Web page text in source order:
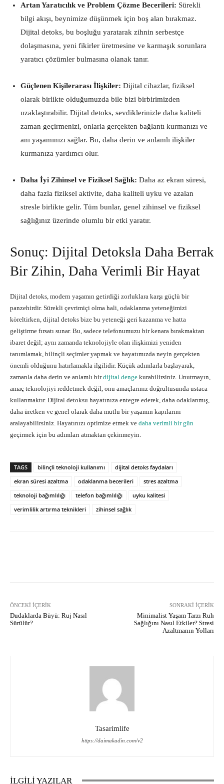
Artan Yaratıcılık ve Problem Çözme Becerileri: Sürekli
bilgi akışı, beynimize düşünmek için boş alan bırakmaz.
Dijital detoks, bu boşluğu yaratarak zihnin serbestçe
dolaşmasına, yeni fikirler üretmesine ve karmaşık sorunlara
yaratıcı çözümler bulmasına olanak tanır.
Güçlenen Kişilerarası İlişkiler: Dijital cihazlar, fiziksel
olarak birlikte olduğumuzda bile bizi birbirimizden
uzaklaştırabilir. Dijital detoks, sevdiklerinizle daha kaliteli
zaman geçirmenizi, onlarla gerçekten bağlantı kurmanızı ve
anı yaşamınızı sağlar. Bu, daha derin ve anlamlı ilişkiler
kurmanıza yardımcı olur.
Daha İyi Zihinsel ve Fiziksel Sağlık: Daha az ekran süresi,
daha fazla fiziksel aktivite, daha kaliteli uyku ve azalan
stresle birlikte gelir. Tüm bunlar, genel zihinsel ve fiziksel
sağlığınız üzerinde olumlu bir etki yaratır.
Sonuç: Dijital Detoksla Daha Berrak
Bir Zihin, Daha Verimli Bir Hayat
Dijital detoks, modern yaşamın getirdiği zorluklara karşı güçlü bir
panzehirdir. Sürekli çevrimiçi olma hali, odaklanma yeteneğimizi
köreltirken, dijital detoks bize bu yeteneği geri kazanma ve hatta
geliştirme fırsatı sunar. Bu, sadece telefonumuzu bir kenara bırakmaktan
ibaret değil; aynı zamanda teknolojiyle olan ilişkimizi yeniden
tanımlamak, bilinçli seçimler yapmak ve hayatımızda neyin gerçekten
önemli olduğunu hatırlamakla ilgilidir. Küçük adımlarla başlayarak,
zamanla daha derin ve anlamlı birdijital denge kurabilirsiniz. Unutmayın,
amaç teknolojiyi reddetmek değil, onu amaçlarınız doğrultusunda ustaca
kullanmaktır. Dijital detoksu hayatınıza entegre ederek, daha odaklanmış,
daha üretken ve genel olarak daha mutlu bir yaşamın kapılarını
aralayabilirsiniz. Hayatınızı optimize etmek ve daha verimli bir gün
geçirmek için bu adımları atmaktan çekinmeyin.
TAGS bilinçli teknoloji kullanımı
dijital detoks faydaları
ekran süresi azaltma
odaklanma becerileri
stres azaltma
teknoloji bağımlılığı
telefon bağımlılığı
uyku kalitesi
verimlilik artırma teknikleri
zihinsel sağlık
ÖNCEKI İÇERIK
Dudaklarda Büyü: Ruj Nasıl
Sürülür?
SONRAKI İÇERIK
Minimalist Yaşam Tarzı Ruh
Sağlığını Nasıl Etkiler? Stresi
Azaltmanın Yolları
Tasarimlife
https://daimakadin.com/v2
İLGİLİ YAZILAR